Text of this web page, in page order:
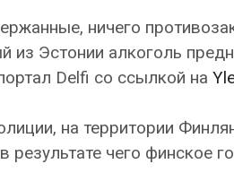
ничего
из Эстонии алкоголь
Delfi со ссылкой на
на территории
результате чего финское